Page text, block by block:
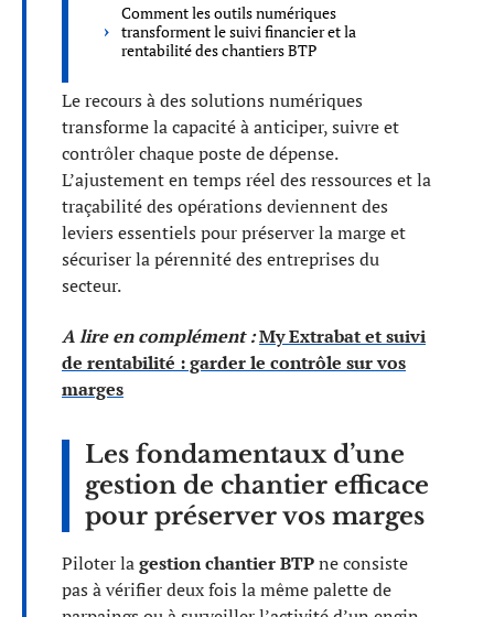
Comment les outils numériques
transforment le suivi financier et la
rentabilité des chantiers BTP
Le recours à des solutions numériques
transforme la capacité à anticiper, suivre et
contrôler chaque poste de dépense.
L’ajustement en temps réel des ressources et la
traçabilité des opérations deviennent des
leviers essentiels pour préserver la marge et
sécuriser la pérennité des entreprises du
secteur.
A lire en complément :My Extrabat et suivi
de rentabilité : garder le contrôle sur vos
marges
Les fondamentaux d’une
gestion de chantier efficace
pour préserver vos marges
Piloter lagestion chantier BTPne consiste
pas à vérifier deux fois la même palette de